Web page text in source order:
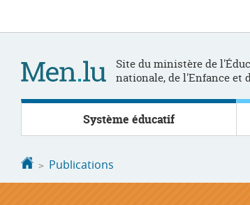
Site du ministère de
nationale, de l'Enfance et
Système éducatif
Accueil
Publications